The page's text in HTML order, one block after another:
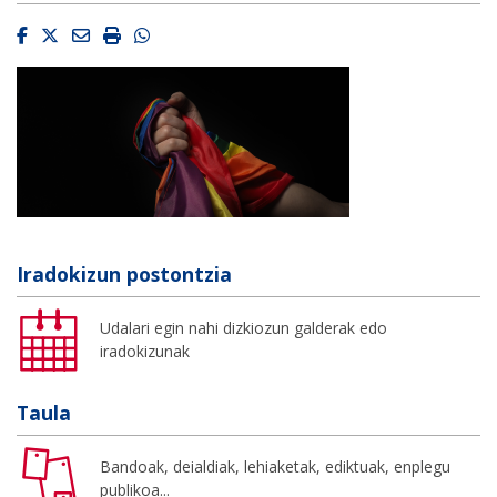
Facebook
Twitter
EmailImprimirWhatsapp
Iradokizun postontzia
Udalari egin nahi dizkiozun galderak edo
iradokizunak
Taula
Bandoak, deialdiak, lehiaketak, ediktuak, enplegu
publikoa...